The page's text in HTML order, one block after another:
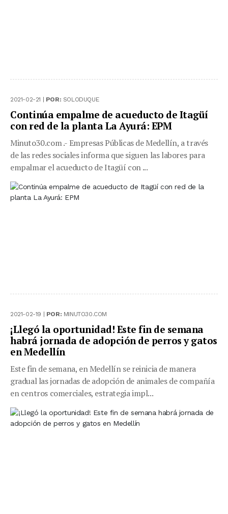
2021-02-21 | POR: SOLODUQUE
Continúa empalme de acueducto de Itagüí
con red de la planta La Ayurá: EPM
Minuto30.com .- Empresas Públicas de Medellín, a través
de las redes sociales informa que siguen las labores para
empalmar el acueducto de Itagüí con ...
2021-02-19 | POR: MINUTO30.COM
¡Llegó la oportunidad! Este fin de semana
habrá jornada de adopción de perros y gatos
en Medellín
Este fin de semana, en Medellín se reinicia de manera
gradual las jornadas de adopción de animales de compañía
en centros comerciales, estrategia impl...